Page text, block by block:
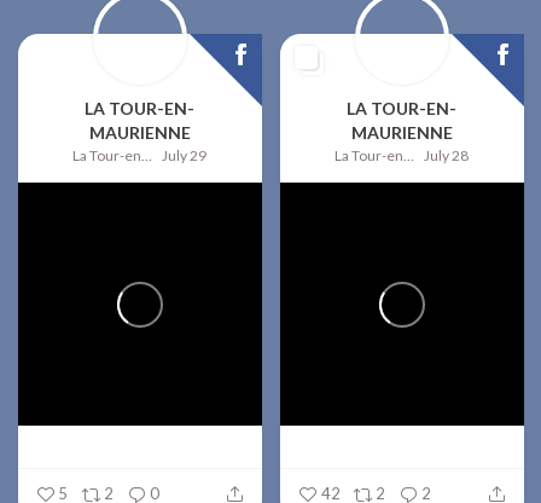
LA TOUR-EN-
MAURIENNE
La Tour-en-Maurienne July 29
5 2 0
LA TOUR-EN-
MAURIENNE
La Tour-en-Maurienne July 28
42 2 2